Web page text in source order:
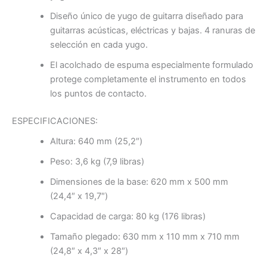
Diseño único de yugo de guitarra diseñado para
guitarras acústicas, eléctricas y bajas. 4 ranuras de
selección en cada yugo.
El acolchado de espuma especialmente formulado
protege completamente el instrumento en todos
los puntos de contacto.
ESPECIFICACIONES:
Altura: 640 mm (25,2″)
Peso: 3,6 kg (7,9 libras)
Dimensiones de la base: 620 mm x 500 mm
(24,4″ x 19,7″)
Capacidad de carga: 80 kg (176 libras)
Tamaño plegado: 630 mm x 110 mm x 710 mm
(24,8″ x 4,3″ x 28″)